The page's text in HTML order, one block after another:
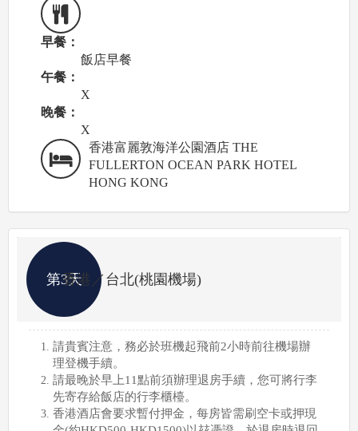
早餐：
飯店早餐
午餐：
X
晚餐：
X
香港富麗敦海洋公園酒店 THE
FULLERTON OCEAN PARK HOTEL
HONG KONG
第3天
香港／台北(桃園機場)
請貴賓注意，務必於班機起飛前2小時前往機場辦
理登機手續。
請最晚於早上11點前須辦理退房手續，您可將行李
先寄存給飯店的行李櫃檯。
香港酒店會要求暫付押金，每房皆需刷空卡或押現